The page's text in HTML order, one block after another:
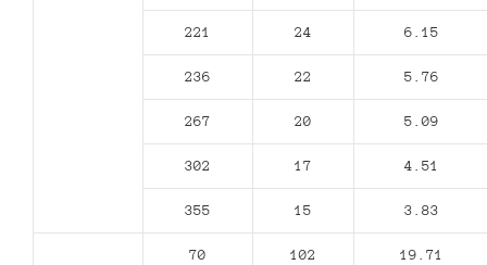
221 24 6.15
236 22 5.76
267 20 5.09
302 17 4.51
355 15 3.83
70 102 19.71